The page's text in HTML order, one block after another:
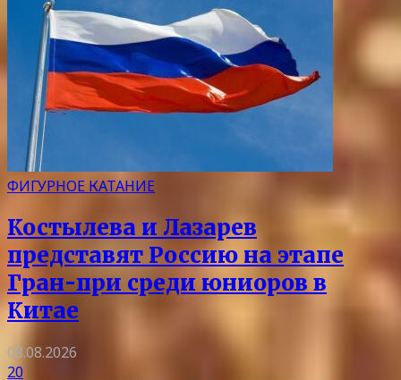
ФИГУРНОЕ КАТАНИЕ
Костылева и Лазарев
представят Россию на этапе
Гран-при среди юниоров в
Китае
08.08.2026
20